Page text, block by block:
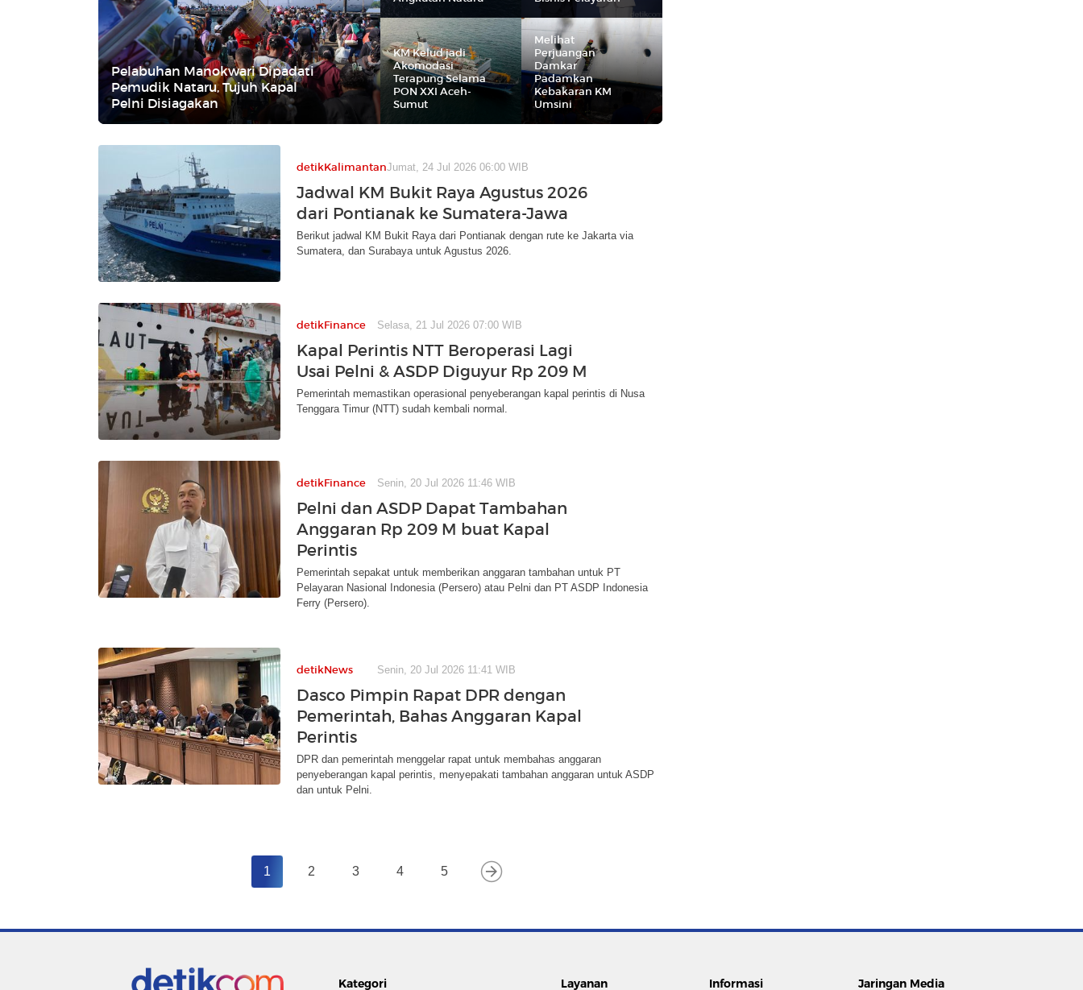
Pelabuhan Manokwari Dipadati
Pemudik Nataru, Tujuh Kapal
Pelni Disiagakan
KM Kelud jadi
Akomodasi
Terapung Selama
PON XXI Aceh-
Sumut
Melihat
Perjuangan
Damkar
Padamkan
Kebakaran KM
Umsini
detikKalimantanJumat, 24 Jul 2026 06:00 WIB
Jadwal KM Bukit Raya Agustus 2026
dari Pontianak ke Sumatera-Jawa
Berikut jadwal KM Bukit Raya dari Pontianak dengan rute ke Jakarta via
Sumatera, dan Surabaya untuk Agustus 2026.
detikFinance Selasa, 21 Jul 2026 07:00 WIB
Kapal Perintis NTT Beroperasi Lagi
Usai Pelni & ASDP Diguyur Rp 209 M
Pemerintah memastikan operasional penyeberangan kapal perintis di Nusa
Tenggara Timur (NTT) sudah kembali normal.
detikFinance Senin, 20 Jul 2026 11:46 WIB
Pelni dan ASDP Dapat Tambahan
Anggaran Rp 209 M buat Kapal
Perintis
Pemerintah sepakat untuk memberikan anggaran tambahan untuk PT
Pelayaran Nasional Indonesia (Persero) atau Pelni dan PT ASDP Indonesia
Ferry (Persero).
detikNews Senin, 20 Jul 2026 11:41 WIB
Dasco Pimpin Rapat DPR dengan
Pemerintah, Bahas Anggaran Kapal
Perintis
DPR dan pemerintah menggelar rapat untuk membahas anggaran
penyeberangan kapal perintis, menyepakati tambahan anggaran untuk ASDP
dan untuk Pelni.
1 2 3 4 5
Kategori Layanan Informasi Jaringan Media